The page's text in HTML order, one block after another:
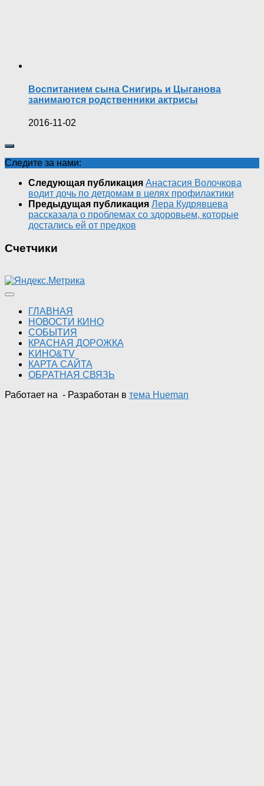
Воспитанием сына Снигирь и Цыганова
занимаются родственники актрисы
2016-11-02
Следите за нами:
Следующая публикация Анастасия Волочкова
водит дочь по детдомам в целях профилактики
Предыдущая публикация Лера Кудрявцева
рассказала о проблемах со здоровьем, которые
достались ей от предков
Счетчики
ГЛАВНАЯ
НОВОСТИ КИНО
СОБЫТИЯ
КРАСНАЯ ДОРОЖКА
KИНО&TV
КАРТА САЙТА
ОБРАТНАЯ СВЯЗЬ
Работает на - Разработан в тема Hueman